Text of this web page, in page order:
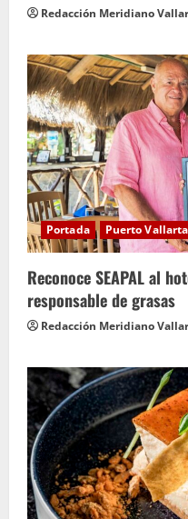
Redacción Meridiano
Portada Puerto Vallarta
Reconoce SEAPAL al
responsable de grasas
Redacción Meridiano